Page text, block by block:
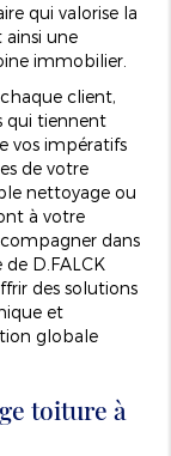
qui valorise la
une
immobilier.
client,
qui tiennent
vos impératifs
de votre
nettoyage ou
à votre
dans
D.FALCK
des solutions
et
globale
toiture à